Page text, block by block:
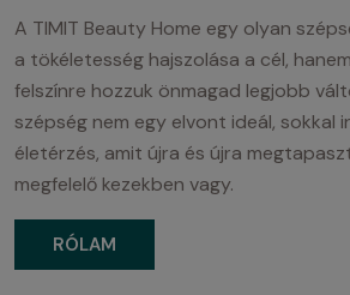
A TIMIT Beauty Home egy olyan
a tökéletesség hajszolása a cél,
felszínre hozzuk önmagad legjobb
szépség nem egy elvont ideál, sokkal
életérzés, amit újra és újra
megfelelő kezekben vagy.
RÓLAM